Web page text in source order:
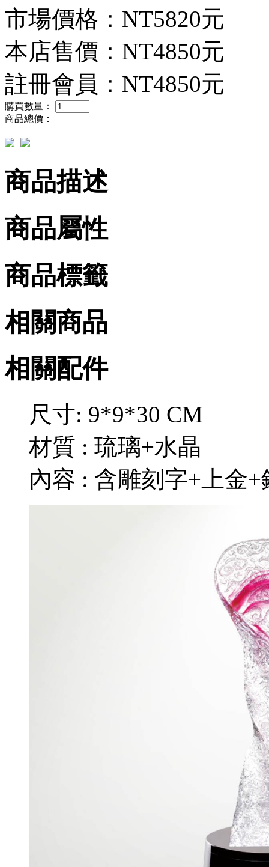
市場價格： NT5820元
本店售價： NT4850元
註冊會員： NT4850元
購買數量：
商品總價：
商品描述
商品屬性
商品標籤
相關商品
相關配件
尺寸: 9*9*30 CM
材質 : 琉璃+水晶
內容 : 含雕刻字+上金